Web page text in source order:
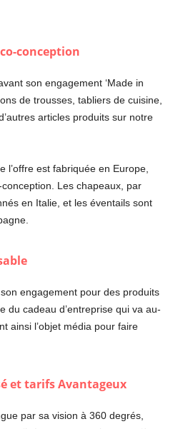
conception
son engagement ‘Made in
de trousses, tabliers de cuisine,
articles produits sur notre
l’offre est fabriquée en Europe,
Les chapeaux, par
en Italie, et les éventails sont
engagement pour des produits
du cadeau d’entreprise qui va au-
ainsi l’objet média pour faire
et tarifs Avantageux
par sa vision à 360 degrés,